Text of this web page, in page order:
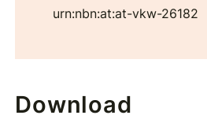
urn:nbn:at:at-vkw-26182
Download